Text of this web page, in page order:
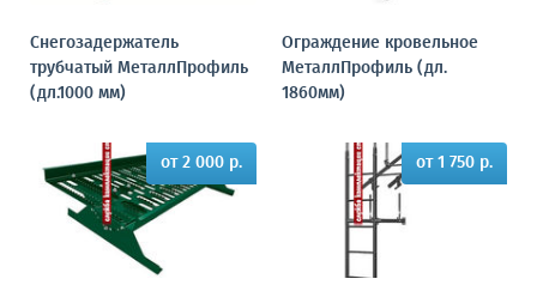
Снегозадержатель
трубчатый МеталлПрофиль
(дл.1000 мм)
Ограждение кровельное
МеталлПрофиль (дл.
1860мм)
от 2 000 р. от 1 750 р.